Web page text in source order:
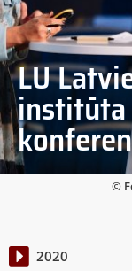
LU
institūta
©
2020